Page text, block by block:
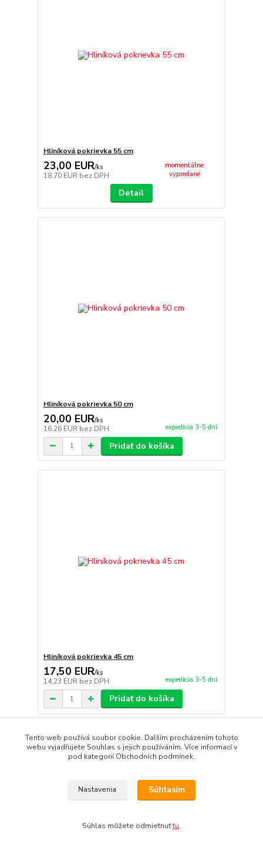
Hliníková pokrievka 55 cm
23,00 EUR/ks
18,70 EUR bez DPH
momentálne
vypredané
Detail
Hliníková pokrievka 50 cm
20,00 EUR/ks
16,26 EUR bez DPH expedícia 3-5 dní
Pridať do košíka
Hliníková pokrievka 45 cm
17,50 EUR/ks
14,23 EUR bez DPH expedícia 3-5 dní
Pridať do košíka
Novinka
Tento web používá soubor cookie. Dalším procházením tohoto
webu vyjadřujete Souhlas s jejich používáním. Více informací v
pod kategorií Obchodních podmínek.
Nastavenia Súhlasím
Súhlas môžete odmietnuťtu.